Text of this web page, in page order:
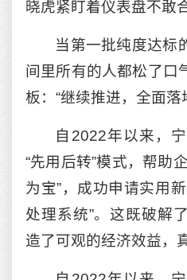
晓虎紧盯着仪表盘不敢
当第一批纯度达标
间里所有的人都松了口
板：“继续推进，全面落
自2022年以来，
“先用后转”模式，帮助
为宝”，成功申请实用
处理系统”。这既破解
造了可观的经济效益，